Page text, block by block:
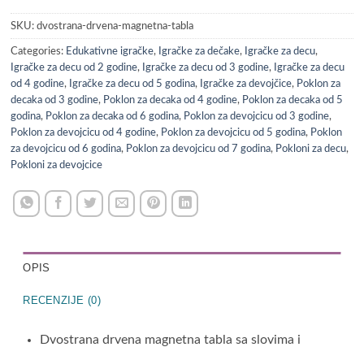
SKU:dvostrana-drvena-magnetna-tabla
Categories: Edukativne igračke, Igračke za dečake, Igračke za decu,
Igračke za decu od 2 godine, Igračke za decu od 3 godine,
Igračke za decu
od 4 godine, Igračke za decu od 5 godina, Igračke za devojčice, Poklon za
decaka od 3 godine, Poklon za decaka od 4 godine, Poklon za decaka od 5
godina, Poklon za decaka od 6 godina, Poklon za devojcicu od 3 godine,
Poklon za devojcicu od 4 godine, Poklon za devojcicu od 5 godina, Poklon
za devojcicu od 6 godina, Poklon za devojcicu od 7 godina, Pokloni za decu,
Pokloni za devojcice
OPIS
RECENZIJE (0)
Dvostrana drvena magnetna tabla sa slovima i